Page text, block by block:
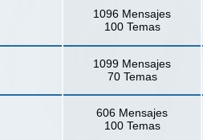
1096 Mensajes
100 Temas
1099 Mensajes
70 Temas
606 Mensajes
100 Temas